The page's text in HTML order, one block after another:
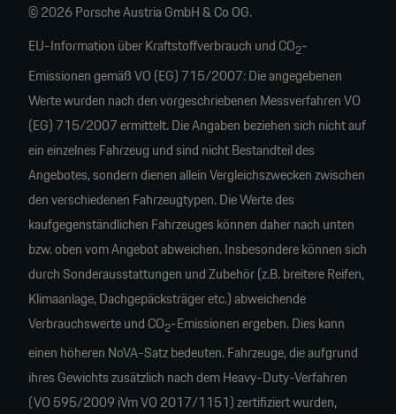
© 2026 Porsche Austria GmbH & Co OG.
EU-Information über Kraftstoffverbrauch und CO2-
Emissionen gemäß VO (EG) 715/2007: Die angegebenen
Werte wurden nach den vorgeschriebenen Messverfahren VO
(EG) 715/2007 ermittelt. Die Angaben beziehen sich nicht auf
ein einzelnes Fahrzeug und sind nicht Bestandteil des
Angebotes, sondern dienen allein Vergleichszwecken zwischen
den verschiedenen Fahrzeugtypen. Die Werte des
kaufgegenständlichen Fahrzeuges können daher nach unten
bzw. oben vom Angebot abweichen. Insbesondere können sich
durch Sonderausstattungen und Zubehör (z.B. breitere Reifen,
Klimaanlage, Dachgepäcksträger etc.) abweichende
Verbrauchswerte und CO2-Emissionen ergeben. Dies kann
einen höheren NoVA-Satz bedeuten. Fahrzeuge, die aufgrund
ihres Gewichts zusätzlich nach dem Heavy-Duty-Verfahren
(VO 595/2009 iVm VO 2017/1151) zertifiziert wurden,